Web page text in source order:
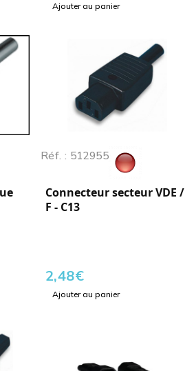
Ajouter au panier
Réf. : 512955
Connecteur secteur VDE /
F - C13
2,48€
Ajouter au panier